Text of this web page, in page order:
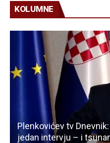
KOLUMNE
Plenkovićev tv
jedan intervju – i